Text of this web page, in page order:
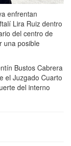
enfrentan
Lira Ruiz dentro
del centro de
una posible
Bustos Cabrera
el Juzgado Cuarto
del interno